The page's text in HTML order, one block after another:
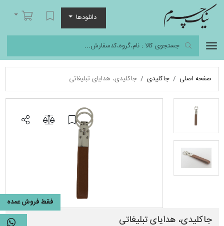
دانلودها
لیست مورد علاقه
سبد خرید
صفحه اصلی جاکلیدی جاکلیدی، هدایای تبلیغاتی
جاکلیدی، هدایای تبلیغاتی
فقط فروش عمده